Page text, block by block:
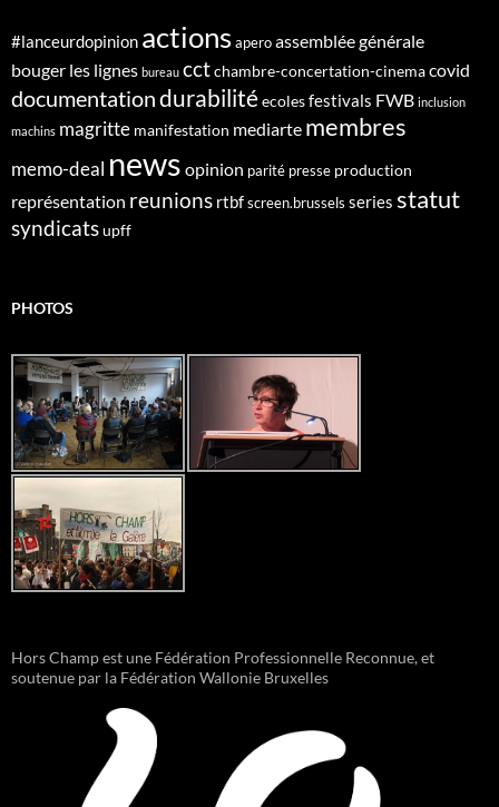
#lanceurdopinion actions apero assemblée générale
bouger les lignes bureau cctchambre-concertation-cinemacovid
documentationdurabilitéecolesfestivals FWB inclusion
machins magritte manifestation mediarte membres
memo-deal news opinion parité presse production
représentation reunions rtbf screen.brussels series statut
syndicatsupff
PHOTOS
Hors Champ est une Fédération Professionnelle Reconnue, et
soutenue par la Fédération Wallonie Bruxelles